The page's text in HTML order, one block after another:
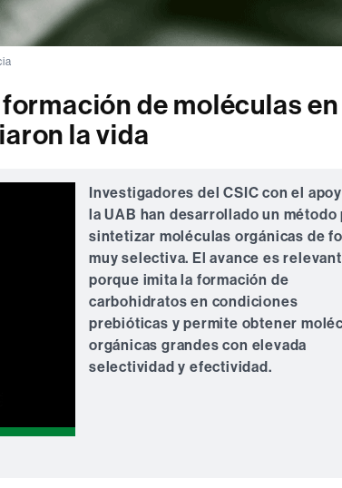
de moléculas en
la vida
Investigadores del CSIC con el
la UAB han desarrollado un método
sintetizar moléculas orgánicas de
muy selectiva. El avance es
porque imita la formación de
carbohidratos en condiciones
prebióticas y permite obtener
orgánicas grandes con elevada
selectividad y efectividad.